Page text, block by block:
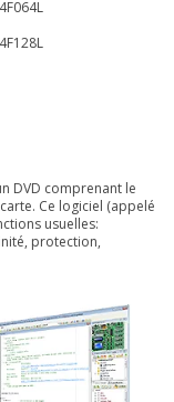
DVD comprenant le
Ce logiciel (appelé
usuelles:
protection,